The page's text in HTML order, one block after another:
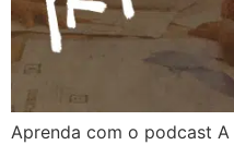
Aprenda com o podcast A